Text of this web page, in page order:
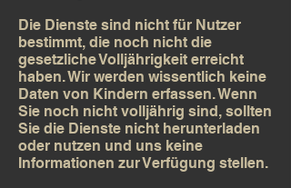
Die Dienste sind nicht für Nutzer
bestimmt, die noch nicht die
gesetzliche Volljährigkeit erreicht
haben. Wir werden wissentlich keine
Daten von Kindern erfassen. Wenn
Sie noch nicht volljährig sind, sollten
Sie die Dienste nicht herunterladen
oder nutzen und uns keine
Informationen zur Verfügung stellen.